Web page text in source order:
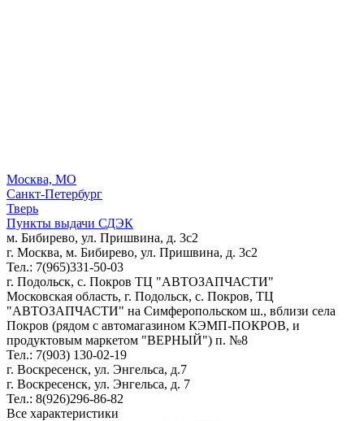
Москва, МО
Санкт-Петербург
Тверь
Пункты выдачи СДЭК
м. Бибирево, ул. Пришвина, д. 3с2
г. Москва, м. Бибирево, ул. Пришвина, д. 3с2
Тел.: 7(965)331-50-03
г. Подольск, c. Покров ТЦ "АВТОЗАПЧАСТИ"
Московская область, г. Подольск, c. Покров, ТЦ
"АВТОЗАПЧАСТИ" на Симферопольском ш., вблизи села
Покров (рядом с автомагазином КЭМП-ПОКРОВ, и
продуктовым маркетом "ВЕРНЫЙ") п. №8
Тел.: 7(903) 130-02-19
г. Воскресенск, ул. Энгельса, д.7
г. Воскресенск, ул. Энгельса, д. 7
Тел.: 8(926)296-86-82
Все характеристики